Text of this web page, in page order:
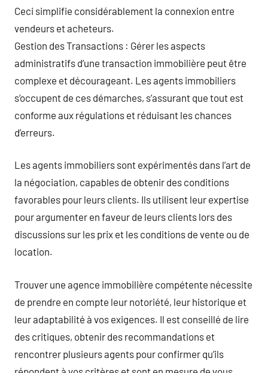
Ceci simplifie considérablement la connexion entre
vendeurs et acheteurs.
Gestion des Transactions : Gérer les aspects
administratifs d’une transaction immobilière peut être
complexe et décourageant. Les agents immobiliers
s’occupent de ces démarches, s’assurant que tout est
conforme aux régulations et réduisant les chances
d’erreurs.
Les agents immobiliers sont expérimentés dans l’art de
la négociation, capables de obtenir des conditions
favorables pour leurs clients. Ils utilisent leur expertise
pour argumenter en faveur de leurs clients lors des
discussions sur les prix et les conditions de vente ou de
location.
Trouver une agence immobilière compétente nécessite
de prendre en compte leur notoriété, leur historique et
leur adaptabilité à vos exigences. Il est conseillé de lire
des critiques, obtenir des recommandations et
rencontrer plusieurs agents pour confirmer qu’ils